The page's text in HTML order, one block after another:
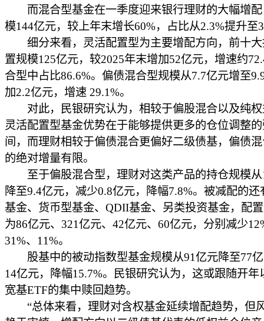
而混合型基金在一季度迎来银行理财的大幅增配
模144亿元，较上年末增长60%，占比从2.3%提升至
细分来看，灵活配置型为主要增配方向，前十大
置规模125亿元，较2025年末增加52亿元，增速约
合型中占比86.6%。偏债混合型规模从7.7亿元增至
加2.2亿元，增速 29.1%。
对此，民银研究认为，相较于偏股混合以及纯权
灵活配置型基金优势在于能够提供更多的仓位调整
间，而理财相较于偏债混合更偏好二级债基，偏债
的绝对增量有限。
至于偏股混合型，理财对这类产品的持仓规模从
降至9.4亿元，减少0.8亿元，降幅7.8%。被减配的还
基金、货币型基金、QDII基金、另类投资基金，配
为86亿元、321亿元、42亿元、60亿元，分别减少
31%、11%。
股基中的被动指数型基金规模从91亿元降至77
14亿元，降幅15.7%。民银研究认为，这或跟随开年
宽基ETF的集中赎回趋势。
“总体来看，理财对含权基金延续增配趋势，但